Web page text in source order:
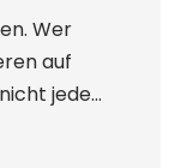
Wer
auf
jede...